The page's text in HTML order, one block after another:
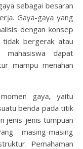
sebagai besaran
Gaya-gaya yang
dengan konsep
bergerak atau
mahasiswa dapat
mampu menahan
gaya, yaitu
benda pada titik
jenis-jenis tumpuan
masing-masing
Pemahaman